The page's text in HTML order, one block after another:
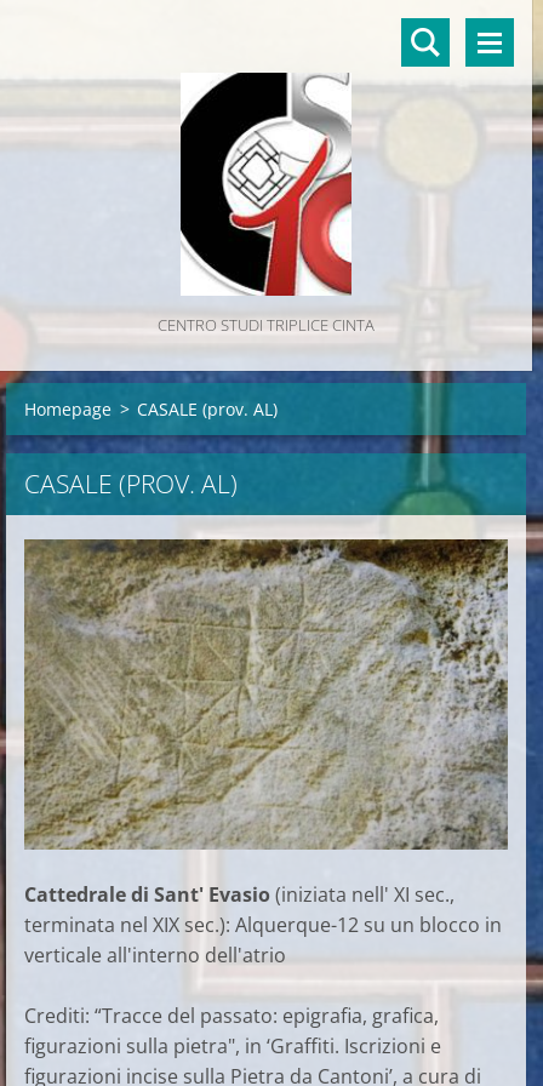
CENTRO STUDI TRIPLICE CINTA
Homepage > CASALE (prov. AL)
CASALE (PROV. AL)
Cattedrale di Sant' Evasio(iniziata nell' XI sec.,
terminata nel XIX sec.): Alquerque-12 su un blocco in
verticale all'interno dell'atrio
Crediti: “Tracce del passato: epigrafia, grafica,
figurazioni sulla pietra", in ‘Graffiti. Iscrizioni e
figurazioni incise sulla Pietra da Cantoni’, a cura di